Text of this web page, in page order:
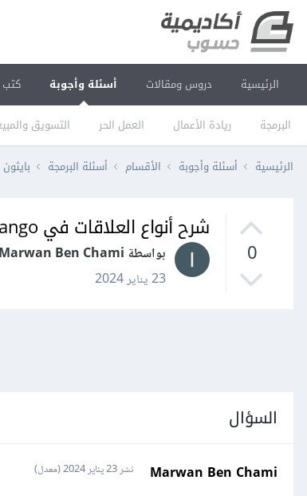
الرئيسية دروس ومقالات أسئلة وأجوبة
البرمجة ريادة الأعمال العمل الحر التسويق
كتب
الرئيسية أسئلة وأجوبة الأقسام أسئلة البرمجة بايثون
0
شرح أنواع العلاقات في django
بواسطة Marwan Ben Chami
23 يناير 2024
السؤال
Marwan Ben Chami نشر23 يناير 2024 (معدل)